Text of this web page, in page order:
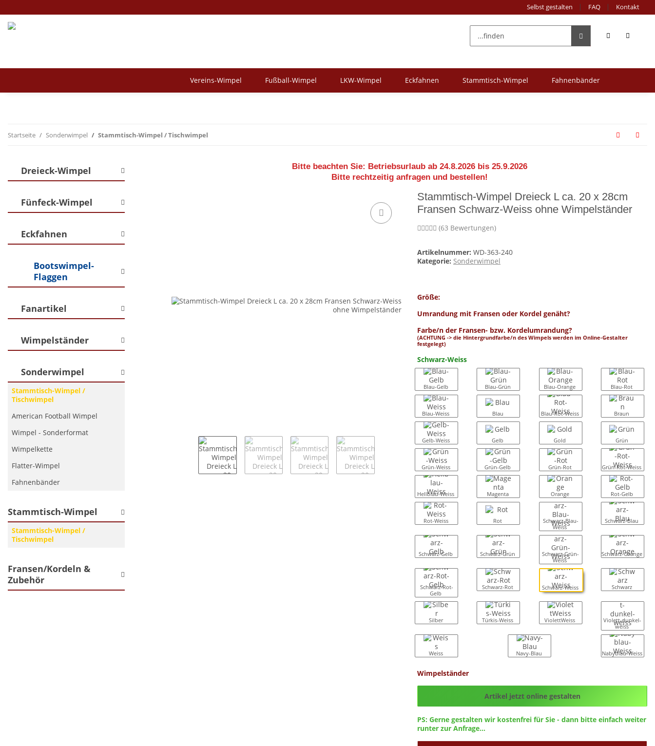
Selbst gestalten FAQ Kontakt
Vereins-Wimpel Fußball-Wimpel LKW-Wimpel Eckfahnen Stammtisch-Wimpel Fahnenbänder
Startseite Sonderwimpel Stammtisch-Wimpel / Tischwimpel
Bitte beachten Sie: Betriebsurlaub ab 24.8.2026 bis 25.9.2026
Bitte rechtzeitig anfragen und bestellen!
Stammtisch-Wimpel Dreieck L ca. 20 x 28cm
Fransen Schwarz-Weiss ohne Wimpelständer
(63 Bewertungen)
Artikelnummer: WD-363-240
Kategorie: Sonderwimpel
Größe:
Umrandung mit Fransen oder Kordel genäht?
Farbe/n der Fransen- bzw. Kordelumrandung?
(ACHTUNG -> die Hintergrundfarbe/n des Wimpels werden im Online-Gestalter
festgelegt)
Schwarz-Weiss
Blau-Gelb Blau-Grün Blau-Orange Blau-Rot
Blau-Weiss Blau Blau-Rot-Weiss Braun
Gelb-Weiss Gelb Gold Grün
Grün-Weiss Grün-Gelb Grün-Rot Grün-Rot-Weiss
Hellblau-Weiss Magenta Orange Rot-Gelb
Rot-Weiss Rot
Schwarz-Blau-
Weiss
Schwarz-Blau
Schwarz-Gelb Schwarz-Grün
Schwarz-Grün-
Weiss
Schwarz-Orange
Schwarz-Rot-
Gelb
Schwarz-Rot Schwarz-Weiss Schwarz
Silber Türkis-Weiss ViolettWeiss
Violett-dunkel-
weiss
Weiss Navy-Blau Nabyblau-Weiss
Wimpelständer
Config_ID
Artikel jetzt online gestalten
PS: Gerne gestalten wir kostenfrei für Sie - dann bitte einfach weiter
runter zur Anfrage...
Dreieck-Wimpel
Fünfeck-Wimpel
Eckfahnen
Bootswimpel-
Flaggen
Fanartikel
Wimpelständer
Sonderwimpel
Stammtisch-Wimpel /
Tischwimpel
American Football Wimpel
Wimpel - Sonderformat
Wimpelkette
Flatter-Wimpel
Fahnenbänder
Stammtisch-Wimpel
Stammtisch-Wimpel /
Tischwimpel
Fransen/Kordeln &
Zubehör